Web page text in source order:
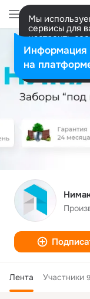
Мы
сервисы для
настроить
Разрешить
Лента Участники
Информация
на